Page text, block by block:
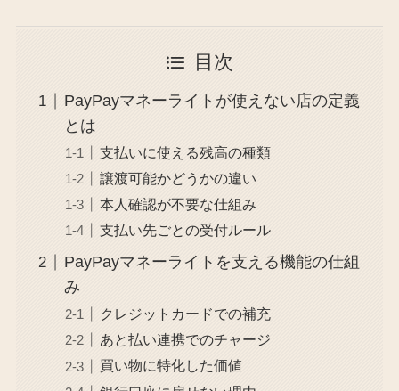
目次
PayPayマネーライトが使えない店の定義
とは
支払いに使える残高の種類
譲渡可能かどうかの違い
本人確認が不要な仕組み
支払い先ごとの受付ルール
PayPayマネーライトを支える機能の仕組
み
クレジットカードでの補充
あと払い連携でのチャージ
買い物に特化した価値